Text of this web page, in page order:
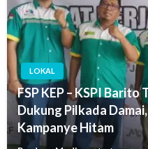
LOKAL
FSP KEP – KSPI
Dukung Pilkada
Kampanye Hitam